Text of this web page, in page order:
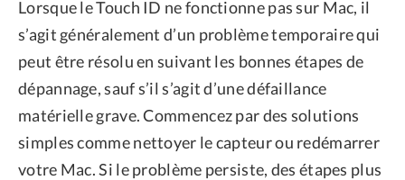
Lorsque le Touch ID ne fonctionne pas sur Mac, il
s’agit généralement d’un problème temporaire qui
peut être résolu en suivant les bonnes étapes de
dépannage, sauf s’il s’agit d’une défaillance
matérielle grave. Commencez par des solutions
simples comme nettoyer le capteur ou redémarrer
votre Mac. Si le problème persiste, des étapes plus